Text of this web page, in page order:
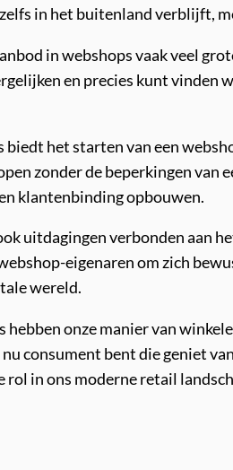
in het buitenland verblijft,
in webshops vaak veel
en precies kunt vinden
biedt het starten van een
zonder de beperkingen
klantenbinding opbouwen.
uitdagingen verbonden aan
eigenaren om zich
wereld.
hebben onze manier van
consument bent die geniet
rol in ons moderne retail